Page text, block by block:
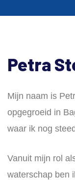
Petra
Mijn naam is
opgegroeid in
waar ik nog
Vanuit mijn rol
waterschap ben